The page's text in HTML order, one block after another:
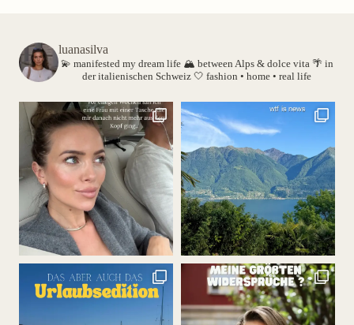
luanasilva
💫 manifested my dream life 🏔️ between Alps & dolce vita 🌴 in
der italienischen Schweiz 🤍 fashion • home • real life